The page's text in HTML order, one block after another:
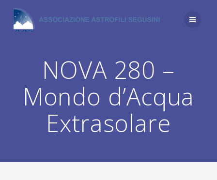
contenuto
NOVA 280 –
Mondo d’Acqua
Extrasolare